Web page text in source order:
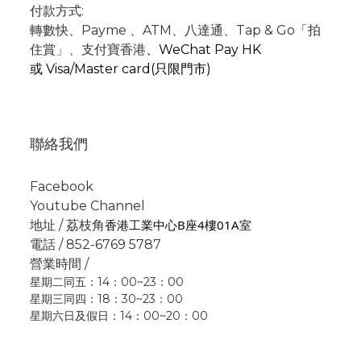
付款方式:
轉數快、Payme 、 ATM 、
八達通、Tap & Go「拍
住賞」 、支付寶香港、 WeChat Pay HK
或 Visa/Master card(只限門市)
聯絡我們
Facebook
Youtube Channel
地址 / 荔枝角香港工業中心B座4樓01A室
電話 / 852-6769 5787
營業時間 /
星期二同五：14：00~23：00
星期三同四：18：30~23：00
星期六日及假日：14：00~20：00